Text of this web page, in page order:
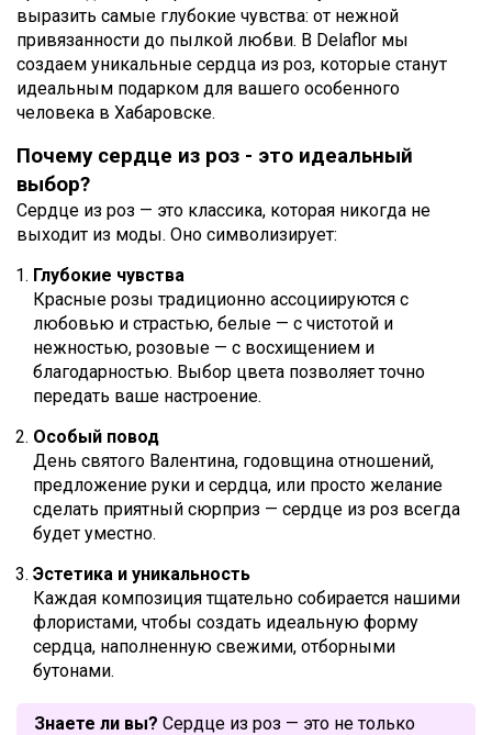
выразить самые глубокие чувства: от нежной
привязанности до пылкой любви. В Delaflor мы
создаем уникальные сердца из роз, которые станут
идеальным подарком для вашего особенного
человека в Хабаровске.
Почему сердце из роз - это идеальный
выбор?
Сердце из роз — это классика, которая никогда не
выходит из моды. Оно символизирует:
Глубокие чувства
Красные розы традиционно ассоциируются с
любовью и страстью, белые — с чистотой и
нежностью, розовые — с восхищением и
благодарностью. Выбор цвета позволяет точно
передать ваше настроение.
Особый повод
День святого Валентина, годовщина отношений,
предложение руки и сердца, или просто желание
сделать приятный сюрприз — сердце из роз всегда
будет уместно.
Эстетика и уникальность
Каждая композиция тщательно собирается нашими
флористами, чтобы создать идеальную форму
сердца, наполненную свежими, отборными
бутонами.
Знаете ли вы? Сердце из роз — это не только